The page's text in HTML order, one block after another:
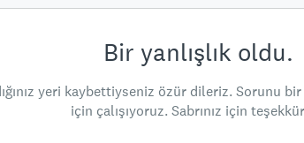
Bir yanlışlık oldu.
yeri kaybettiyseniz özür dileriz. Sorunu
için çalışıyoruz. Sabrınız için